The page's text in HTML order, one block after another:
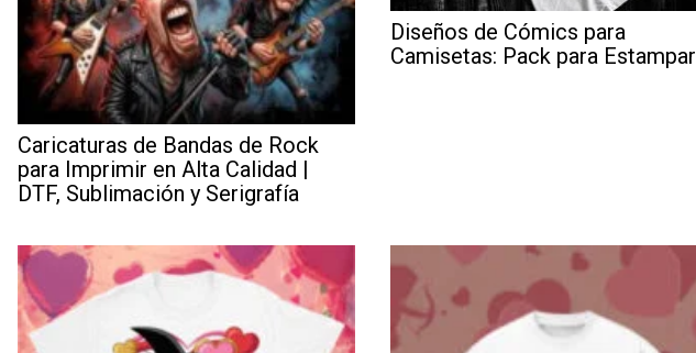
Caricaturas de Bandas de Rock
para Imprimir en Alta Calidad |
DTF, Sublimación y Serigrafía
Diseños de Cómics para
Camisetas: Pack para Estampar